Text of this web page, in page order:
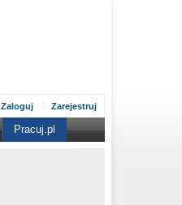
Zaloguj Zarejestruj
Pracuj.pl